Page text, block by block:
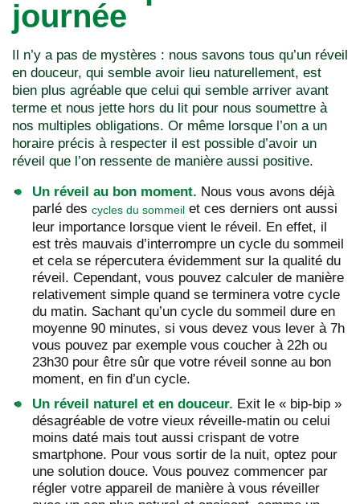
journée
Il n’y a pas de mystères : nous savons tous qu’un réveil
en douceur, qui semble avoir lieu naturellement, est
bien plus agréable que celui qui semble arriver avant
terme et nous jette hors du lit pour nous soumettre à
nos multiples obligations. Or même lorsque l’on a un
horaire précis à respecter il est possible d’avoir un
réveil que l’on ressente de manière aussi positive.
Un réveil au bon moment. Nous vous avons déjà
parlé des cycles du sommeil et ces derniers ont aussi
leur importance lorsque vient le réveil. En effet, il
est très mauvais d’interrompre un cycle du sommeil
et cela se répercutera évidemment sur la qualité du
réveil. Cependant, vous pouvez calculer de manière
relativement simple quand se terminera votre cycle
du matin. Sachant qu’un cycle du sommeil dure en
moyenne 90 minutes, si vous devez vous lever à 7h
vous pouvez par exemple vous coucher à 22h ou
23h30 pour être sûr que votre réveil sonne au bon
moment, en fin d’un cycle.
Un réveil naturel et en douceur. Exit le « bip-bip »
désagréable de votre vieux réveille-matin ou celui
moins daté mais tout aussi crispant de votre
smartphone. Pour vous sortir de la nuit, optez pour
une solution douce. Vous pouvez commencer par
régler votre appareil de manière à vous réveiller